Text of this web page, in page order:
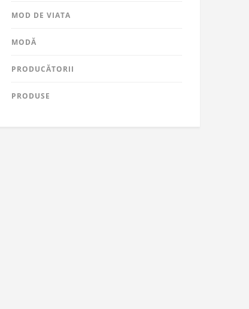
MOD DE VIATA
MODĂ
PRODUCĂTORII
PRODUSE